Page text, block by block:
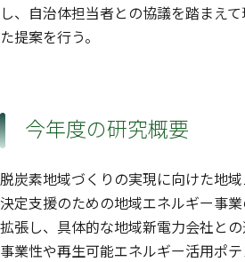
し、自治体担当者との協議を踏まえ
た提案を行う。
今年度の研究概要
脱炭素地域づくりの実現に向けた地
決定支援のための地域エネルギー事
拡張し、具体的な地域新電力会社と
事業性や再生可能エネルギー活用ポ